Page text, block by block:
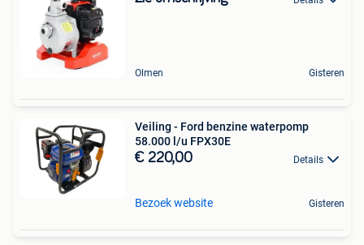
Olmen Gisteren
Veiling - Ford benzine waterpomp
58.000 l/u FPX30E
€ 220,00 Details
Bezoek website Gisteren